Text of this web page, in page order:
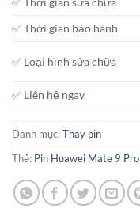
✅ Thời gian bảo hành
✅ Loại hình sửa chữa
✅ Liên hệ ngay
Danh mục:Thay pin
Thẻ: Pin Huawei Mate 9 Pro